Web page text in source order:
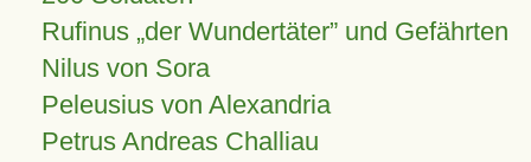
Rufinus „der Wundertäter” und Gefährten
Nilus von Sora
Peleusius von Alexandria
Petrus Andreas Challiau